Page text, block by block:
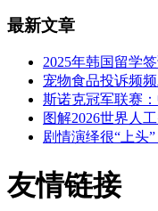
最新文章
2025年韩国留学
宠物食品投诉频
斯诺克冠军联赛
图解2026世界人
剧情演绎很“上头
友情链接